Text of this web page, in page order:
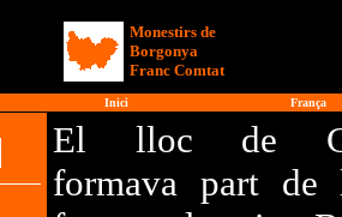
Monestirs de
Borgonya
Franc Comtat
Inici
França
El lloc de
formava part de